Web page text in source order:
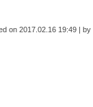
on 2017.02.16 19:49 | by